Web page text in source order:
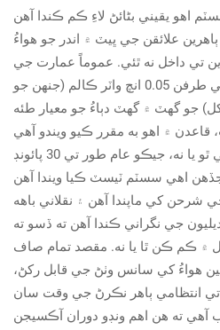
اهو يقيني بڻائڻ لاءِ ڪم ڪندا آهن
علائقن جي ڀيٽ ۾ اندر جو هواءُ
تي داخل نه ٿئي. عموماً عمارت جي
قاعدن ۾ بند دروازن جي ٻنهي طرفن 0.05 انچ واٽر ڪالم (جنهن جو
تقريبن 12.5 پاسکل) جو گهٽ ۾ گهٽ دٻاءُ جو معيار طئه
۾ اهو به مقرر ڪيو ويندو آهي
ته دروازن کي کولي سگهجي ٿو يا نه، جيڪو عام طور تي 30 پائونڊ
اهي سسٽم ٽيسٽ ڪيا ويندا آهن
شرحن کي ماپندا آهن ۽ نقلاني باهه
جي نگراني ڪندا آهن ته ڏسو ته
۾ ڪم ڪن ٿا يا نه. مقصد تمام صاف
هواءُ کي سانس وٺڻ جي قابل رکڻ،
تي انتظامي ٻاھر نڪرڻ جي وقت سان
آهي ته هن اهم ونڊو دوران آڪسيجن